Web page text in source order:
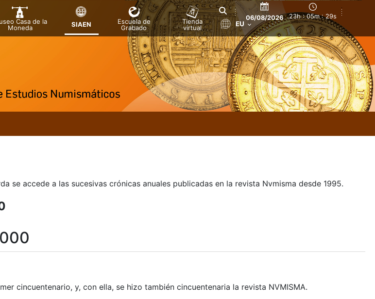
Casa de la
Moneda
SIAEN
Escuela de
Grabado
Tienda
virtual
06/08/2026 23h : 05m : 29s
EU
se accede a las sucesivas crónicas anuales publicadas en la revista Nvmisma desde 1995.
cincuentenario, y, con ella, se hizo también cincuentenaria la revista NVMISMA.